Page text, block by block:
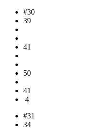
#30
39
41
50
41
4
#31
34